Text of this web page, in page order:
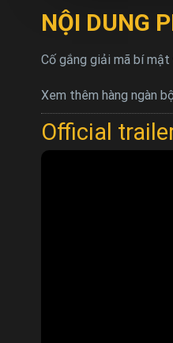
NỘI DUNG
Cố gắng giải mã bí mật
Xem thêm hàng ngàn
Official